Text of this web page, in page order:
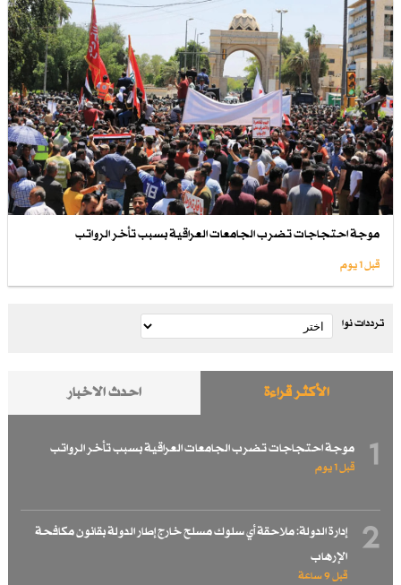
موجة احتجاجات تضرب الجامعات العراقية بسبب تأخر الرواتب
قبل 1 یوم
ترددات نوا
الأكثر قراءة احدث الاخبار
1 موجة احتجاجات تضرب الجامعات العراقية بسبب تأخر الرواتب
قبل 1 یوم
2
إدارة الدولة: ملاحقة أي سلوك مسلح خارج إطار الدولة بقانون مكافحة
الإرهاب
قبل 9 ساعة